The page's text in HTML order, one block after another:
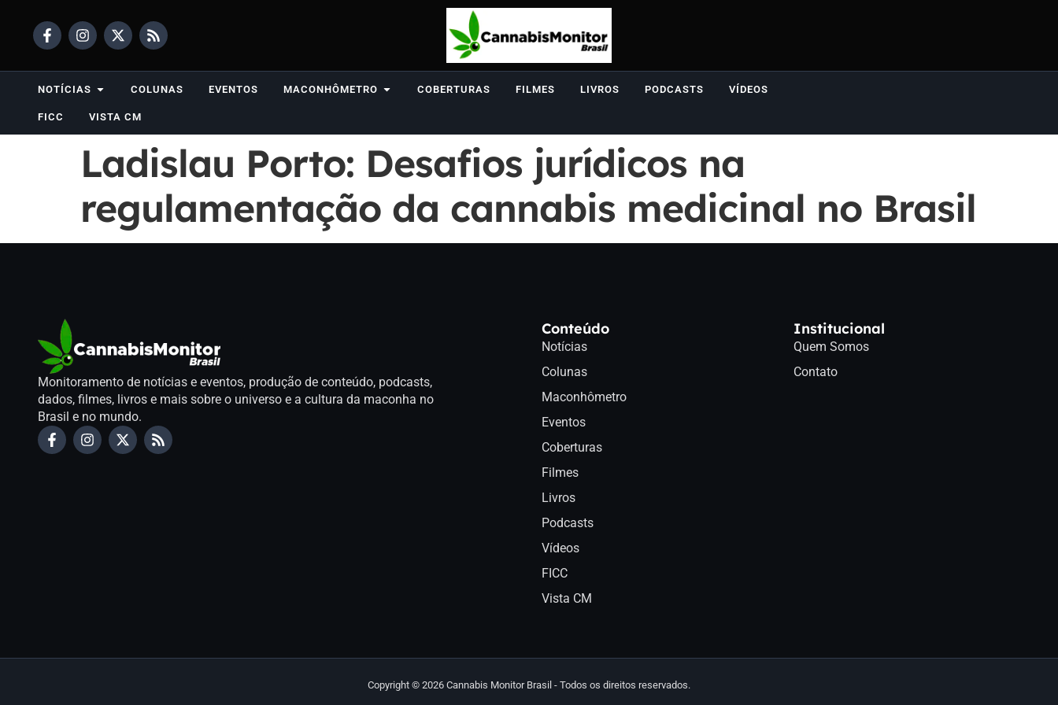
NOTÍCIAS COLUNAS EVENTOS MACONHÔMETRO COBERTURAS FILMES LIVROS PODCASTS VÍDEOS
FICC VISTA CM
Ladislau Porto: Desafios jurídicos na
regulamentação da cannabis medicinal no Brasil
Monitoramento de notícias e eventos, produção de conteúdo, podcasts,
dados, filmes, livros e mais sobre o universo e a cultura da maconha no
Brasil e no mundo.
Conteúdo
Notícias
Colunas
Maconhômetro
Eventos
Coberturas
Filmes
Livros
Podcasts
Vídeos
FICC
Vista CM
Institucional
Quem Somos
Contato
Copyright © 2026 Cannabis Monitor Brasil - Todos os direitos reservados.